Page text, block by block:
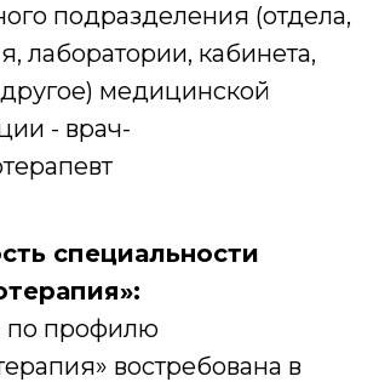
подразделения (отдела,
лаборатории, кабинета,
медицинской
- врач-
специальности
по профилю
востребована в